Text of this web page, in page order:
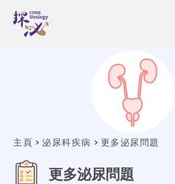
主頁 泌尿科疾病 更多泌尿問題
更多泌尿問題